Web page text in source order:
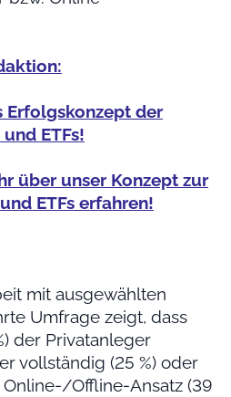
Erfolgskonzept der
ETFs!
über unser Konzept zur
ETFs erfahren!
mit ausgewählten
Umfrage zeigt, dass
der Privatanleger
vollständig (25 %) oder
Offline-Ansatz (39